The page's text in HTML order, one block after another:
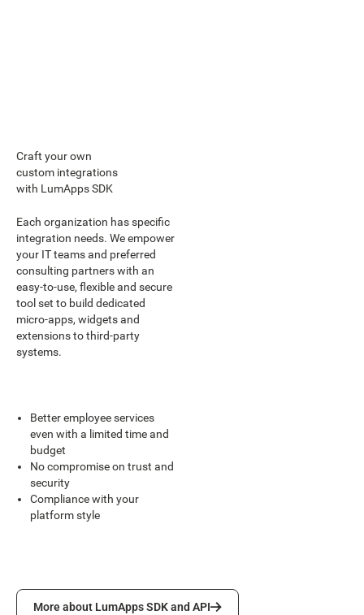
Craft your own
custom integrations
with LumApps SDK
Each organization has specific
integration needs. We empower
your IT teams and preferred
consulting partners with an
easy-to-use, flexible and secure
tool set to build dedicated
micro-apps, widgets and
extensions to third-party
systems.
Better employee services
even with a limited time and
budget
No compromise on trust and
security
Compliance with your
platform style
More about LumApps SDK and API
More about LumApps SDK and API